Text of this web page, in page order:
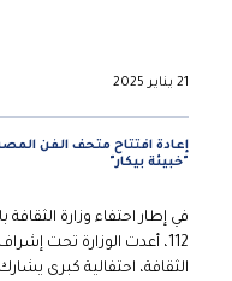
21 يناير 2025
إعادة افتتاح متحف الفن
"خبيئة بيكار"
في إطار احتفاء وزارة
112، أعدت الوزارة تحت
الثقافة، احتفالية كبرى